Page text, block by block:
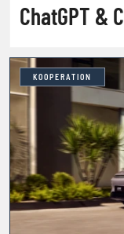
ChatGPT &
KOOPERATION